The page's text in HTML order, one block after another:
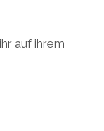
auf ihrem